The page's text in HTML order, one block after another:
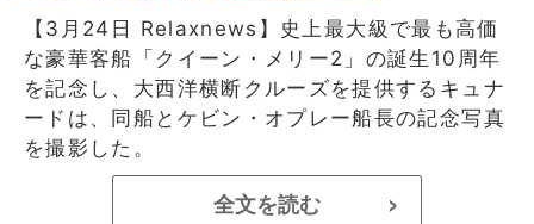
【3月24日 Relaxnews】史上最大級で最も高価
な豪華客船「クイーン・メリー2」の誕生10周年
を記念し、大西洋横断クルーズを提供するキュナ
ードは、同船とケビン・オプレー船長の記念写真
を撮影した。
全文を読む >